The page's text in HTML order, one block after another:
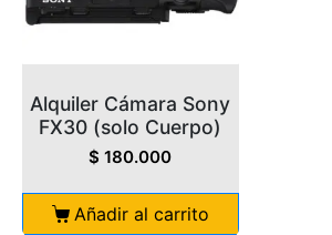
Alquiler Cámara Sony
FX30 (solo Cuerpo)
$ 180.000
Añadir al carrito